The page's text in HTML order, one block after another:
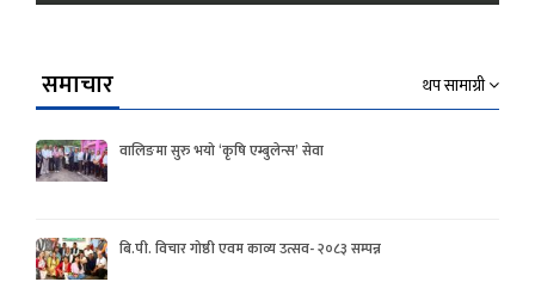
समाचार थप सामाग्री
वालिङमा सुरु भयो ‘कृषि एम्बुलेन्स’ सेवा
बि.पी. विचार गोष्ठी एवम काव्य उत्सव- २०८३ सम्पन्न